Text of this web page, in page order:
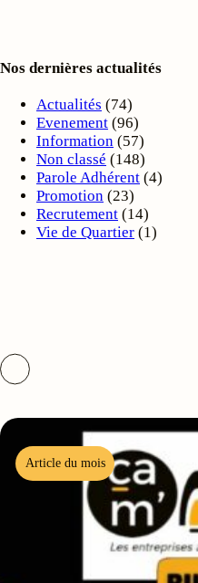
Nos dernières actualités
Actualités (74)
Evenement (96)
Information (57)
Non classé (148)
Parole Adhérent (4)
Promotion (23)
Recrutement (14)
Vie de Quartier (1)
Article du mois